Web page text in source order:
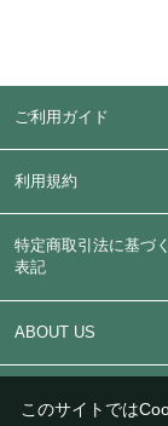
ご利用ガイド
利用規約
特定商取引法に基づく
表記
ABOUT US
このサイトでは